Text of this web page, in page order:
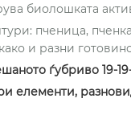
биолошката
пченица,
и разни
ѓубриво 19-
елементи,